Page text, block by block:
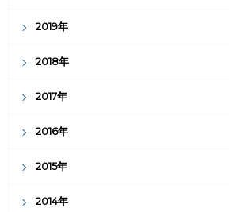
2019年
2018年
2017年
2016年
2015年
2014年